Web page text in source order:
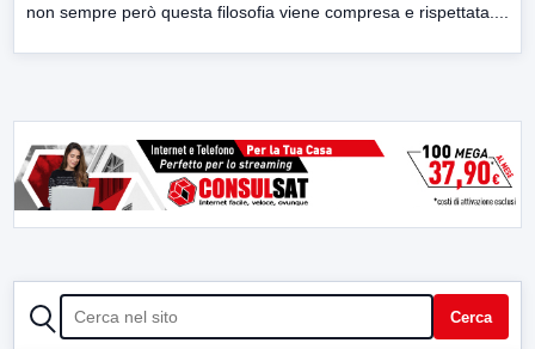
non sempre però questa filosofia viene compresa e rispettata....
CERCA Cerca